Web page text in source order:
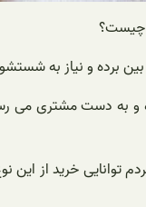
بین برده و نیاز به
به دست مشتری می
می‌شود و اکثر اقشار